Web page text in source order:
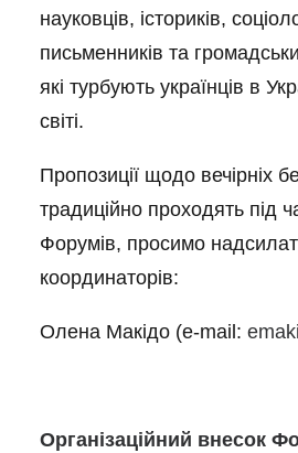
науковців, істориків,
письменників та
які турбують українців в
світі.
Пропозиції щодо вечірніх
традиційно проходять під
Форумів, просимо
координаторів:
Олена Макідо (e-mail:
Організаційний внесок